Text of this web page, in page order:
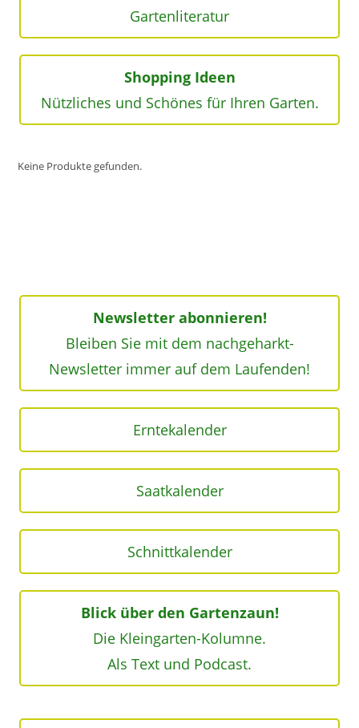
Gartenliteratur
Shopping Ideen
Nützliches und Schönes für Ihren Garten.
Keine Produkte gefunden.
Newsletter abonnieren!
Bleiben Sie mit dem nachgeharkt-
Newsletter immer auf dem Laufenden!
Erntekalender
Saatkalender
Schnittkalender
Blick über den Gartenzaun!
Die Kleingarten-Kolumne.
Als Text und Podcast.